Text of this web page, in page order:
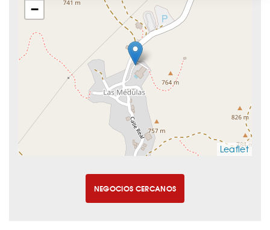
−
Leaflet
NEGOCIOS CERCANOS